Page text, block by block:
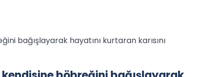
bağışlayarak hayatını kurtaran karısını